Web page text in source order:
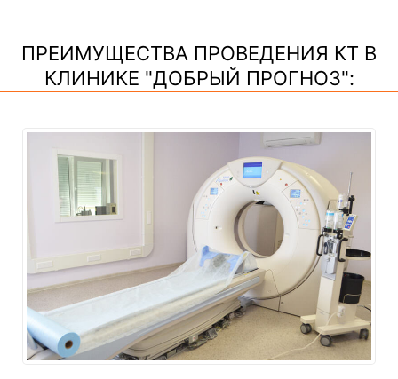
ПРЕИМУЩЕСТВА ПРОВЕДЕНИЯ КТ В
КЛИНИКЕ "ДОБРЫЙ ПРОГНОЗ":